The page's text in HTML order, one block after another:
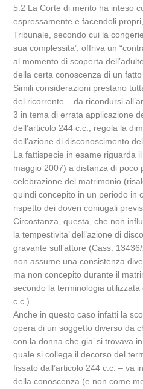
5.2 La Corte di merito ha inteso
espressamente e facendoli
Tribunale, secondo cui la
sua complessita’, offriva un
al momento di scoperta
della certa conoscenza di un
Simili considerazioni prestano
del ricorrente – da ricondursi
3 in tema di errata applicazione
dell’articolo 244 c.c., regola la
dell’azione di disconoscimento
La fattispecie in esame riguarda
maggio 2007) a distanza di poco
celebrazione del matrimonio
quindi concepito in un periodo in
rispetto dei doveri coniugali
Circostanza, questa, che non
la tempestivita’ dell’azione di
gravante sull’attore (Cass.
non assume una consistenza
ma non concepito durante il
secondo la terminologia utilizzata
c.c.).
Anche in questo caso infatti la
opera di un soggetto diverso da
con la donna che gia’ si trovava
quale si collega il decorso del
fissato dall’articolo 244 c.c. – va
della conoscenza (e non come